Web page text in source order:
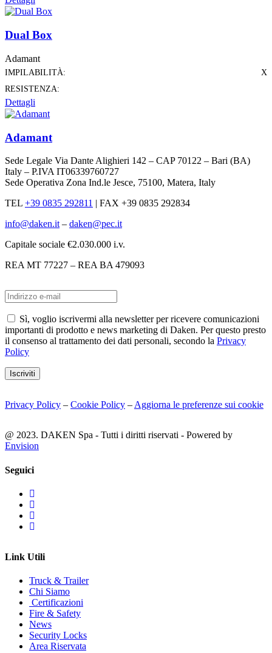
Dual Box
Adamant
IMPILABILITÀ:
X
RESISTENZA:
Dettagli
Adamant
Sede Legale Via Dante Alighieri 142 – CAP 70122 – Bari (BA)
Italy – P.IVA IT06339760727
Sede Operativa Zona Ind.le Jesce, 75100, Matera, Italy
TEL +39 0835 292811 | FAX +39 0835 292834
info@daken.it – daken@pec.it
Capitale sociale €2.030.000 i.v.
REA MT 77227 – REA BA 479093
Sì, voglio iscrivermi alla newsletter per ricevere comunicazioni
importanti di prodotto e news marketing di Daken. Per questo presto
il consenso al trattamento dei dati personali, secondo la Privacy
Policy
Iscriviti
Privacy Policy – Cookie Policy – Aggiorna le preferenze sui cookie
@ 2023. DAKEN Spa - Tutti i diritti riservati - Powered by
Envision
Seguici
Link Utili
Truck & Trailer
Chi Siamo
Certificazioni
Fire & Safety
News
Security Locks
Area Riservata